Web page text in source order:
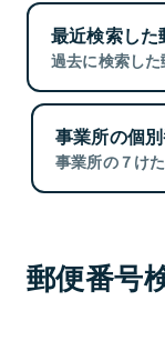
最近検索した
過去に検索した
事業所の個
事業所の７け
郵便番号